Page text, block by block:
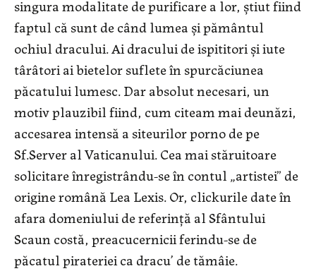
singura modalitate de purificare a lor, ştiut fiind
faptul că sunt de când lumea şi pământul
ochiul dracului. Ai dracului de ispititori şi iute
târâtori ai bietelor suflete în spurcăciunea
păcatului lumesc. Dar absolut necesari, un
motiv plauzibil fiind, cum citeam mai deunăzi,
accesarea intensă a siteurilor porno de pe
Sf.Server al Vaticanului. Cea mai stăruitoare
solicitare înregistrându-se în contul „artistei” de
origine română Lea Lexis. Or, clickurile date în
afara domeniului de referinţă al Sfântului
Scaun costă, preacucernicii ferindu-se de
păcatul pirateriei ca dracu’ de tămâie.